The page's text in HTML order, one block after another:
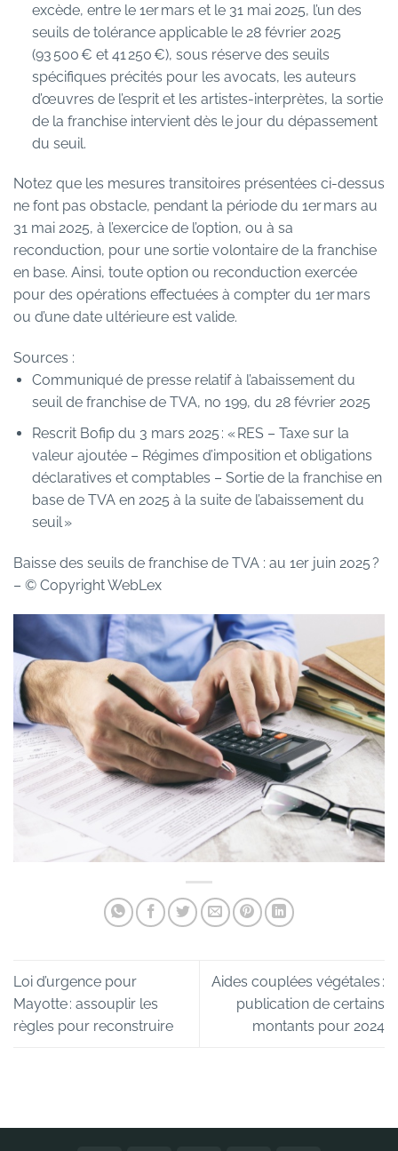
excède, entre le 1er mars et le 31 mai 2025, l’un des
seuils de tolérance applicable le 28 février 2025
(93 500 € et 41 250 €), sous réserve des seuils
spécifiques précités pour les avocats, les auteurs
d’œuvres de l’esprit et les artistes-interprètes, la sortie
de la franchise intervient dès le jour du dépassement
du seuil.
Notez que les mesures transitoires présentées ci-dessus
ne font pas obstacle, pendant la période du 1er mars au
31 mai 2025, à l’exercice de l’option, ou à sa
reconduction, pour une sortie volontaire de la franchise
en base. Ainsi, toute option ou reconduction exercée
pour des opérations effectuées à compter du 1er mars
ou d’une date ultérieure est valide.
Sources :
Communiqué de presse relatif à l’abaissement du
seuil de franchise de TVA, no 199, du 28 février 2025
Rescrit Bofip du 3 mars 2025 : « RES – Taxe sur la
valeur ajoutée – Régimes d’imposition et obligations
déclaratives et comptables – Sortie de la franchise en
base de TVA en 2025 à la suite de l’abaissement du
seuil »
Baisse des seuils de franchise de TVA : au 1er juin 2025 ?
– © Copyright WebLex
Loi d’urgence pour
Mayotte : assouplir les
règles pour reconstruire
Aides couplées végétales :
publication de certains
montants pour 2024